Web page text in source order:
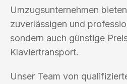
Umzugsunternehmen
zuverlässigen und
sondern auch günstige
Klaviertransport.
Unser Team von